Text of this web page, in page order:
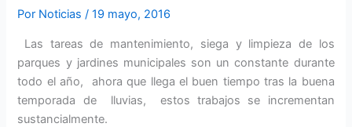
Por Noticias/19 mayo, 2016
Las tareas de mantenimiento, siega y limpieza de los
parques y jardines municipales son un constante durante
todo el año, ahora que llega el buen tiempo tras la buena
temporada de lluvias, estos trabajos se incrementan
sustancialmente.